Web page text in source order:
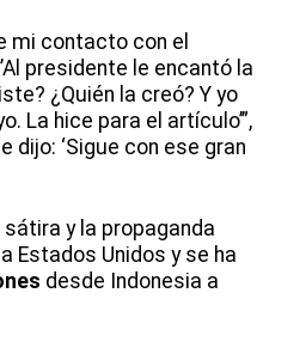
mi contacto con el
presidente le encantó la
¿Quién la creó? Y yo
La hice para el artículo’”,
dijo: ‘Sigue con ese gran
sátira y la propaganda
Estados Unidos y se ha
desde Indonesia a